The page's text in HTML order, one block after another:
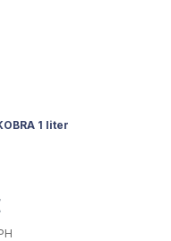
1 liter